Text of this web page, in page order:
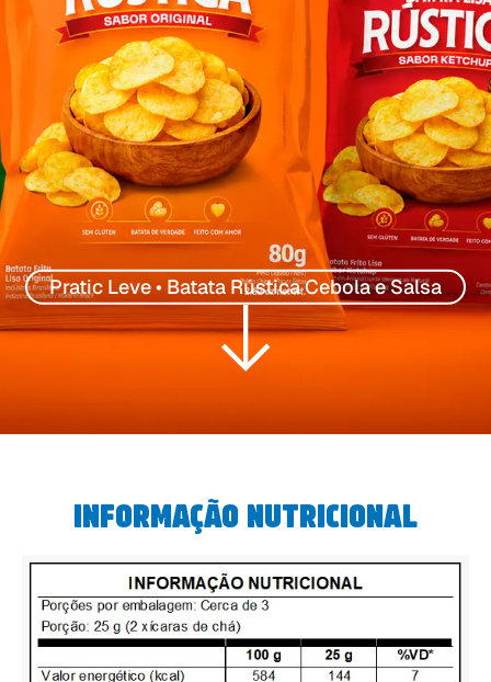
Pratic Leve • Batata Rústica Cebola e Salsa
INFORMAÇÃO NUTRICIONAL